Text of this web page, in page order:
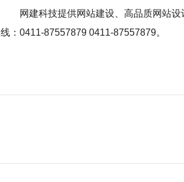
网建科技提供网站建设、高品质网站
线：0411-87557879 0411-87557879。